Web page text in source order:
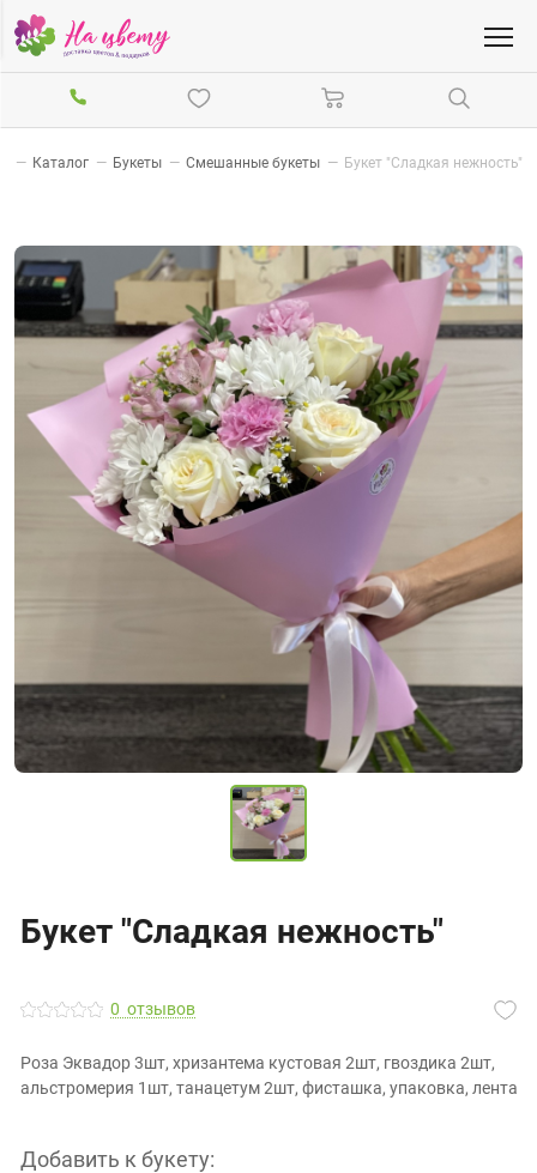
— Каталог — Букеты — Смешанные букеты — Букет "Сладкая нежность"
Букет "Сладкая нежность"
0 отзывов
Роза Эквадор 3шт, хризантема кустовая 2шт, гвоздика 2шт,
альстромерия 1шт, танацетум 2шт, фисташка, упаковка, лента
Добавить к букету: